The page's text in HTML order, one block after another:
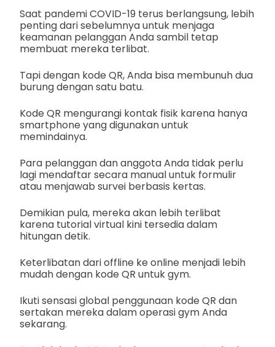
Saat pandemi COVID-19 terus berlangsung, lebih
penting dari sebelumnya untuk menjaga
keamanan pelanggan Anda sambil tetap
membuat mereka terlibat.
Tapi dengan kode QR, Anda bisa membunuh dua
burung dengan satu batu.
Kode QR mengurangi kontak fisik karena hanya
smartphone yang digunakan untuk
memindainya.
Para pelanggan dan anggota Anda tidak perlu
lagi mendaftar secara manual untuk formulir
atau menjawab survei berbasis kertas.
Demikian pula, mereka akan lebih terlibat
karena tutorial virtual kini tersedia dalam
hitungan detik.
Keterlibatan dari offline ke online menjadi lebih
mudah dengan kode QR untuk gym.
Ikuti sensasi global penggunaan kode QR dan
sertakan mereka dalam operasi gym Anda
sekarang.